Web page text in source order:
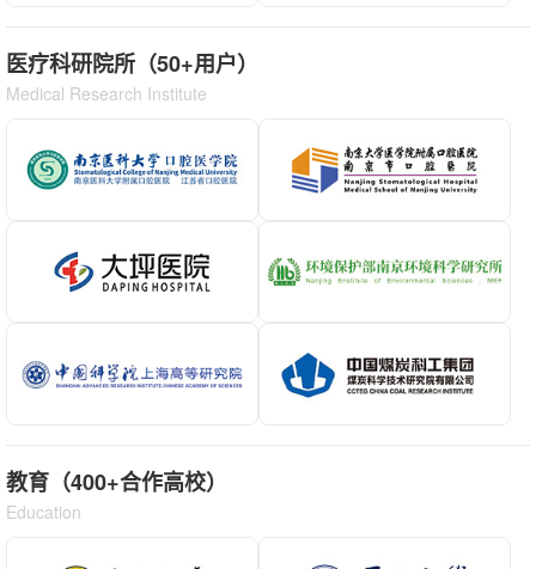
医疗科研院所（50+用户）
Medical Research Institute
教育（400+合作高校）
Education